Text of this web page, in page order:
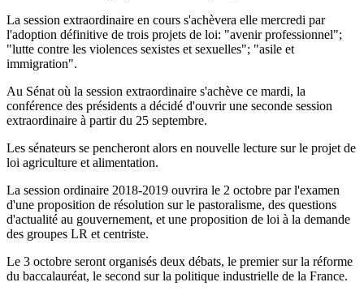
La session extraordinaire en cours s'achèvera elle mercredi par
l'adoption définitive de trois projets de loi: "avenir professionnel";
"lutte contre les violences sexistes et sexuelles"; "asile et
immigration".
Au Sénat où la session extraordinaire s'achève ce mardi, la
conférence des présidents a décidé d'ouvrir une seconde session
extraordinaire à partir du 25 septembre.
Les sénateurs se pencheront alors en nouvelle lecture sur le projet de
loi agriculture et alimentation.
La session ordinaire 2018-2019 ouvrira le 2 octobre par l'examen
d'une proposition de résolution sur le pastoralisme, des questions
d'actualité au gouvernement, et une proposition de loi à la demande
des groupes LR et centriste.
Le 3 octobre seront organisés deux débats, le premier sur la réforme
du baccalauréat, le second sur la politique industrielle de la France.